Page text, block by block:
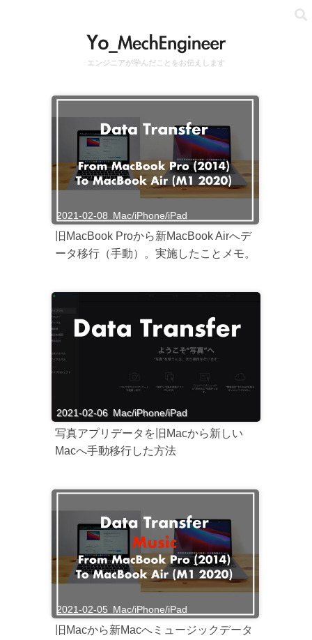
エンジニアが学んだことをお伝えします
2021-02-08 Mac/iPhone/iPad
旧MacBook Proから新MacBook Airへデ
ータ移行（手動）。実施したことメモ。
2021-02-06 Mac/iPhone/iPad
写真アプリデータを旧Macから新しい
Macへ手動移行した方法
2021-02-05 Mac/iPhone/iPad
旧Macから新Macへミュージックデータ